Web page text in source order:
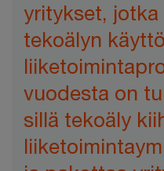
yritykset,
tekoälyn
vuodesta on
sillä tekoäly